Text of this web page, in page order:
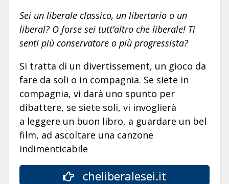
Sei un liberale classico, un libertario o un
liberal? O forse sei tutt’altro che liberale! Ti
senti più conservatore o più progressista?
Si tratta di un divertissement, un gioco da
fare da soli o in compagnia. Se siete in
compagnia, vi darà uno spunto per
dibattere, se siete soli, vi invoglierà
a leggere un buon libro, a guardare un bel
film, ad ascoltare una canzone
indimenticabile
cheliberalesei.it